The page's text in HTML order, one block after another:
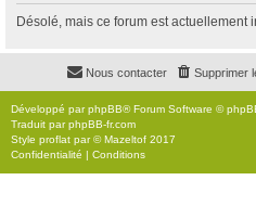
Désolé, mais ce forum est actuellement
Supprimer
Nous contacter
Développé parphpBB® Forum Software ©
Traduit parphpBB-fr.com
Style proflat par ©Mazeltof 2017
Confidentialité | Conditions